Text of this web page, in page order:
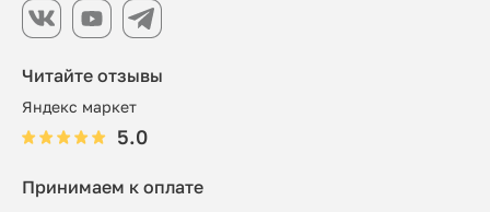
Читайте отзывы
Яндекс маркет
5.0
Принимаем к оплате